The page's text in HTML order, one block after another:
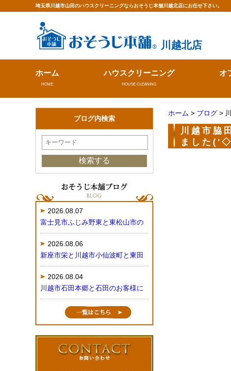
埼玉県川越市山田のハウスクリーニングならおそうじ本舗川越北店にお任せ下さい。
川越北店
ホーム
HOME
ハウスクリーニング
HOUSE CLEANING
オ
ホーム > ブログ >
川越市脇
ました
ブログ内検索
2026.08.07
富士見市ふじみ野東と東松山市の
2026.08.06
新座市栄と川越市小仙波町と東田
2026.08.04
川越市石田本郷と石田のお客様に